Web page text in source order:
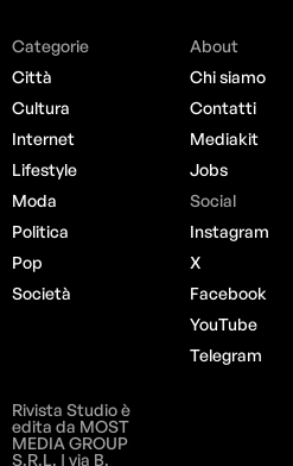
Categorie
Città
Cultura
Internet
Lifestyle
Moda
Politica
Pop
Società
About
Chi siamo
Contatti
Mediakit
Jobs
Social
Instagram
X
Facebook
YouTube
Telegram
Rivista Studio è
edita da MOST
MEDIA GROUP
S.R.L. | via B.